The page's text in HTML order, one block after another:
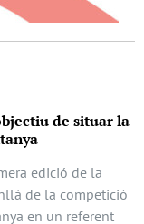
de situar la
edició de la
de la competició
en un referent